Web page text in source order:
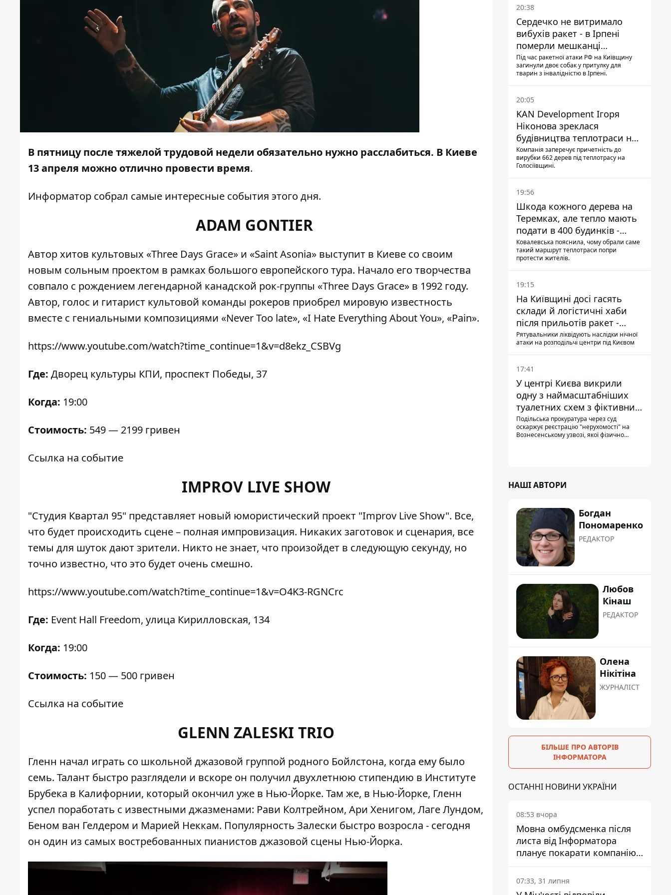
В пятницу после тяжелой трудовой недели обязательно нужно расслабиться. В Киеве
13 апреля можно отлично провести время.
Информатор собрал самые интересные события этого дня.
ADAM GONTIER
Автор хитов культовых «Three Days Grace» и «Saint Asonia» выступит в Киеве со своим
новым сольным проектом в рамках большого европейского тура. Начало его творчества
совпало с рождением легендарной канадской рок-группы «Three Days Grace» в 1992 году.
Автор, голос и гитарист культовой команды рокеров приобрел мировую известность
вместе с гениальными композициями «Never Too late», «I Hate Everything About You», «Pain».
https://www.youtube.com/watch?time_continue=1&v=d8ekz_CSBVg
Где: Дворец культуры КПИ, проспект Победы, 37
Когда: 19:00
Стоимость: 549 — 2199 гривен
Ссылка на событие
IMPROV LIVE SHOW
"Cтудия Квартал 95" представляет новый юмористический проект "Improv Live Show". Все,
что будет происходить сцене – полная импровизация. Никаких заготовок и сценария, все
темы для шуток дают зрители. Никто не знает, что произойдет в следующую секунду, но
точно известно, что это будет очень смешно.
https://www.youtube.com/watch?time_continue=1&v=O4K3-RGNCrc
Где: Event Hall Freedom, улица Кирилловская, 134
Когда: 19:00
Стоимость: 150 — 500 гривен
Ссылка на событие
GLENN ZALESKI TRIO
Гленн начал играть со школьной джазовой группой родного Бойлстона, когда ему было
семь. Талант быстро разглядели и вскоре он получил двухлетнюю стипендию в Институте
Брубека в Калифорнии, который окончил уже в Нью-Йорке. Там же, в Нью-Йорке, Гленн
успел поработать с известными джазменами: Рави Колтрейном, Ари Хенигом, Лаге Лундом,
Беном ван Гелдером и Марией Неккам. Популярность Залески быстро возросла - сегодня
он один из самых востребованных пианистов джазовой сцены Нью-Йорка.
20:38
Сердечко не витримало
вибухів ракет - в Ірпені
померли мешканці
притулку для собак з
інвалідністю
Під час ракетної атаки РФ на Київщину
загинули двоє собак у притулку для
тварин з інвалідністю в Ірпені.
20:05
KAN Development Ігоря
Ніконова зреклася
будівництва теплотраси на
Теремках
Компанія заперечує причетність до
вирубки 662 дерев під теплотрасу на
Голосіївщині.
19:56
Шкода кожного дерева на
Теремках, але тепло мають
подати в 400 будинків -
депутатка Київради
Ковалевська пояснила, чому обрали саме
такий маршрут теплотраси попри
протести жителів.
19:15
На Київщині досі гасять
склади й логістичні хаби
після прильотів ракет -
ДСНС
Рятувальники ліквідують наслідки нічної
атаки на розподільчі центри під Києвом
17:41
У центрі Києва викрили
одну з наймасштабніших
туалетних схем з фіктивним
будинком
Подільська прокуратура через суд
оскаржує реєстрацію "нерухомості" на
Вознесенському узвозі, якої фізично
НАШІ АВТОРИ
Богдан
Пономаренко
РЕДАКТОР
Любов
Кінаш
РЕДАКТОР
Олена
Нікітіна
ЖУРНАЛІСТ
БІЛЬШЕ ПРО АВТОРІВ
ІНФОРМАТОРА
ОСТАННІ НОВИНИ УКРАЇНИ
08:53 вчора
Мовна омбудсменка після
листа від Інформатора
планує покарати компанію-
підрядника ПриватБанку
07:33, 31 липня